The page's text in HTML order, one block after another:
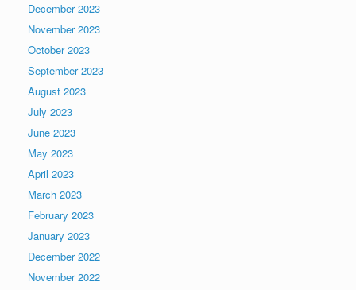
December 2023
November 2023
October 2023
September 2023
August 2023
July 2023
June 2023
May 2023
April 2023
March 2023
February 2023
January 2023
December 2022
November 2022